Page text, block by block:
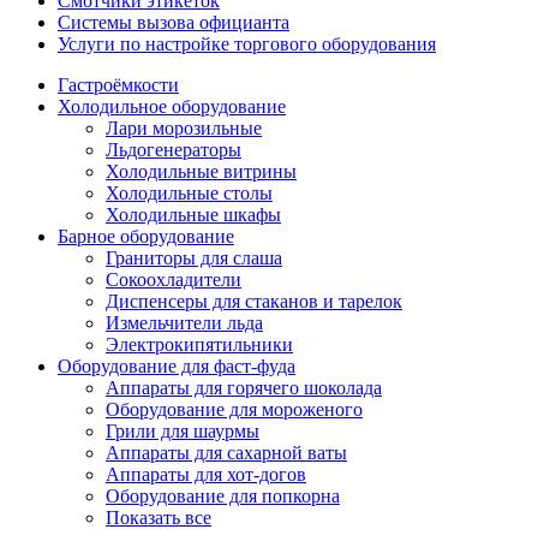
Системы вызова официанта
Услуги по настройке торгового оборудования
Гастроёмкости
Холодильное оборудование
Лари морозильные
Льдогенераторы
Холодильные витрины
Холодильные столы
Холодильные шкафы
Барное оборудование
Граниторы для слаша
Сокоохладители
Диспенсеры для стаканов и тарелок
Измельчители льда
Электрокипятильники
Оборудование для фаст-фуда
Аппараты для горячего шоколада
Оборудование для мороженого
Грили для шаурмы
Аппараты для сахарной ваты
Аппараты для хот-догов
Оборудование для попкорна
Показать все